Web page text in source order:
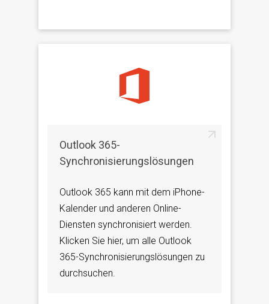
Outlook 365-
Synchronisierungslösungen
Outlook 365 kann mit dem iPhone-
Kalender und anderen Online-
Diensten synchronisiert werden.
Klicken Sie hier, um alle Outlook
365-Synchronisierungslösungen zu
durchsuchen.